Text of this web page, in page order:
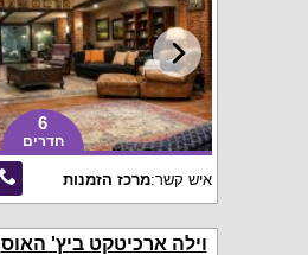
6
חדרים
איש קשר:מרכז הזמנות
וילה ארכיטקט ביץ' האוס